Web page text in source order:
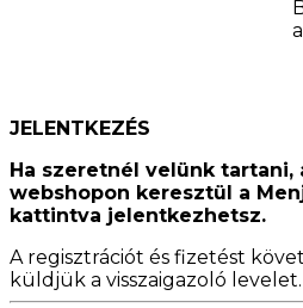
JELENTKEZÉS
Ha szeretnél velünk tartani,
webshopon keresztül a
kattintva jelentkezhetsz.
A regisztrációt és fizetést
küldjük a visszaigazoló levelet.